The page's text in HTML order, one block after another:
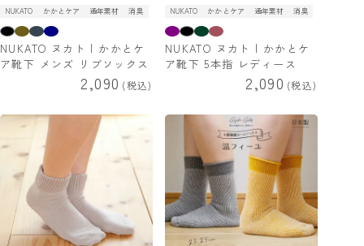
NUKATO かかとケア 通年素材 消臭
NUKATO ヌカト | かかとケ
ア靴下 メンズ リブソックス
2,090 税込
NUKATO かかとケア 通年素材 消臭
NUKATO ヌカト | かかとケ
ア靴下 5本指 レディース
2,090 税込